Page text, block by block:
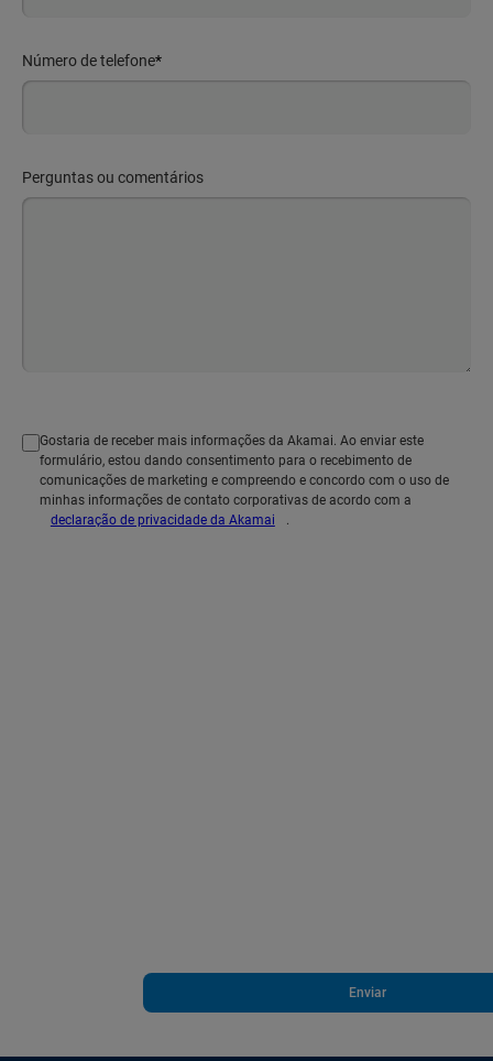
*
Número de telefone
Perguntas ou comentários
Gostaria de receber mais informações da Akamai. Ao enviar este
formulário, estou dando consentimento para o recebimento de
comunicações de marketing e compreendo e concordo com o uso de
minhas informações de contato corporativas de acordo com a
declaração de privacidade da Akamai
.
Enviar